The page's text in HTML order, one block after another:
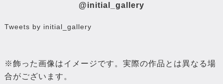
@initial_gallery
Tweets by initial_gallery
※飾った画像はイメージです。実際の作品とは異なる場
合がございます。